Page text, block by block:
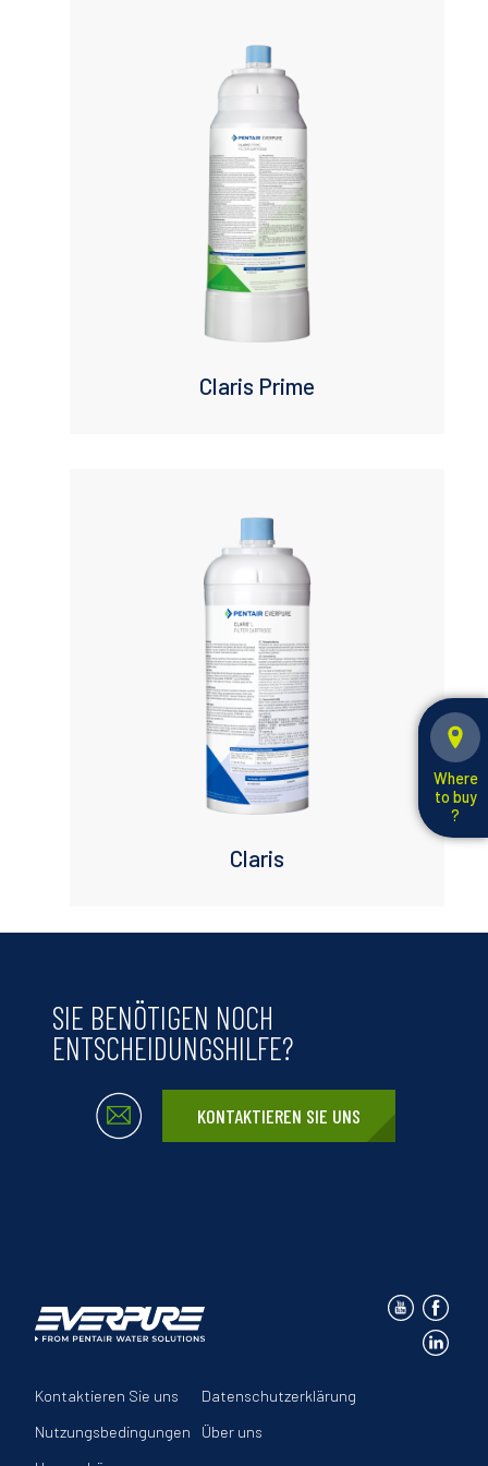
Claris Prime
Claris
Where
to buy
?
SIE BENÖTIGEN NOCH
ENTSCHEIDUNGSHILFE?
KONTAKTIEREN SIE UNS
Kontaktieren Sie uns
Datenschutzerklärung
Nutzungsbedingungen
Über uns